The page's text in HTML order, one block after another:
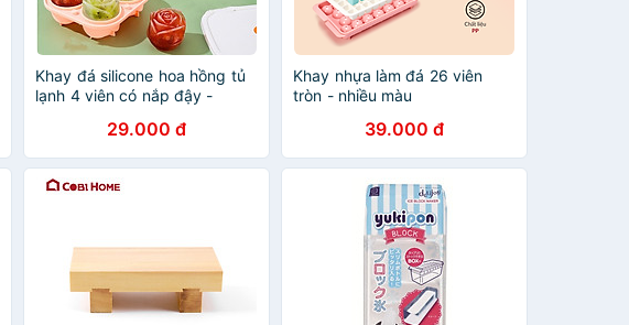
Khay đá silicone hoa hồng tủ
lạnh 4 viên có nắp đậy -
cao cấp - Hàng Loại 1 - Chính
Hãng MINIIN - Giao màu ngẫu
nhiên
29.000 đ
Khay nhựa làm đá 26 viên
tròn - nhiều màu
39.000 đ